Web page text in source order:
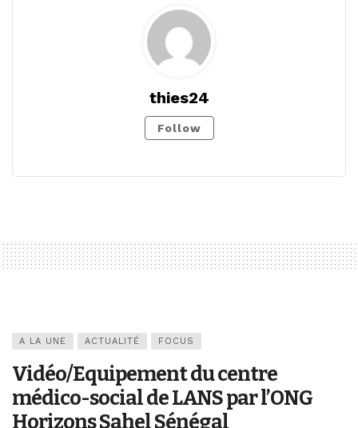
thies24
Follow
A LA UNE ACTUALITÉ FOCUS
Vidéo/Equipement du centre
médico-social de LANS par l’ONG
Horizons Sahel Sénégal